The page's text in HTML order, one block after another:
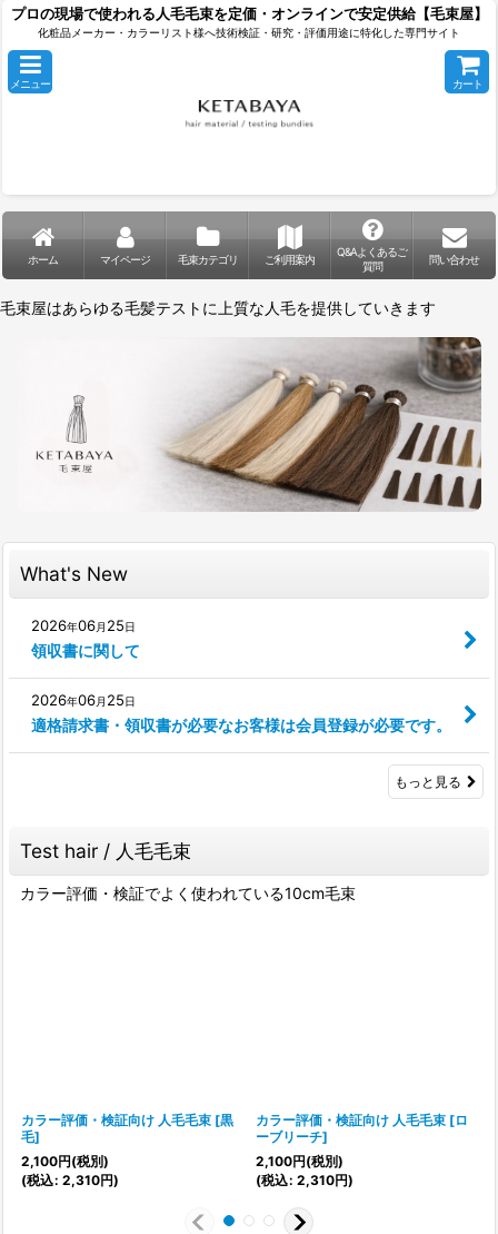
プロの現場で使われる人毛毛束を定価・オンラインで安定供給【毛束屋】
化粧品メーカー・カラーリスト様へ技術検証・研究・評価用途に特化した専門サイト
メニュー カート
ホーム マイページ 毛束カテゴリ ご利用案内
Q&Aよくあるご
質問
問い合わせ
毛束屋はあらゆる毛髪テストに上質な人毛を提供していきます
What's New
2026年06月 25日
領収書に関して
2026年06月 25日
適格請求書・領収書が必要なお客様は会員登録が必要です。
もっと見る
Test hair / 人毛毛束
カラー評価・検証でよく使われている10cm毛束
カラー評価・検証向け 人毛毛束 [黒
毛]
2,100円(税別)
(税込: 2,310円)
カラー評価・検証向け 人毛毛束 [ロ
ーブリーチ]
2,100円(税別)
(税込: 2,310円)